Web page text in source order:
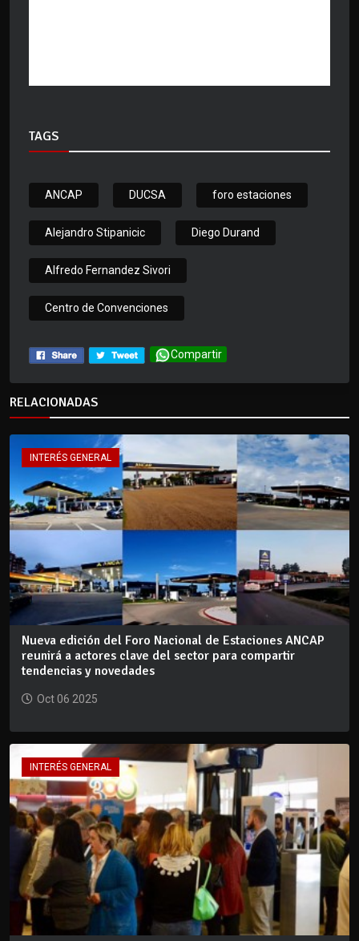
TAGS
ANCAP DUCSA foro estaciones
Alejandro Stipanicic Diego Durand
Alfredo Fernandez Sivori
Centro de Convenciones
Compartir
RELACIONADAS
INTERÉS GENERAL
Nueva edición del Foro Nacional de Estaciones ANCAP
reunirá a actores clave del sector para compartir
tendencias y novedades
Oct 06 2025
INTERÉS GENERAL